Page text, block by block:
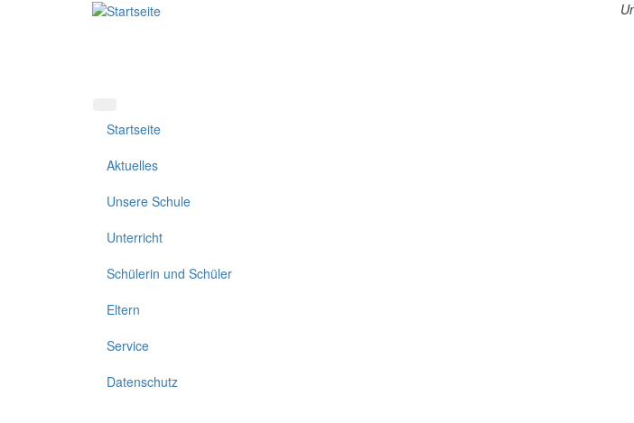
Startseite
Aktuelles
Unsere Schule
Unterricht
Schülerin und Schüler
Eltern
Service
Datenschutz